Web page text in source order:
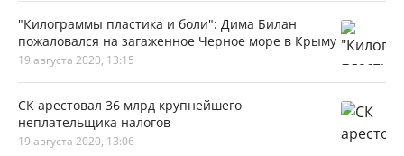
"Килограммы пластика и боли": Дима Билан
пожаловался на загаженное Черное море в Крыму
19 августа 2020, 13:15
СК арестовал 36 млрд крупнейшего
неплательщика налогов
19 августа 2020, 13:06